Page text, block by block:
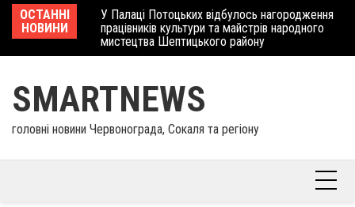
Skip
content
ОСТАННІ
НОВИНИ
У Палаці Потоцьких відбулось нагородження
працівників культури та майстрів народного
мистецтва Шептицького району
SMARTNEWS
головні новини Червонограда, Сокаля та регіону